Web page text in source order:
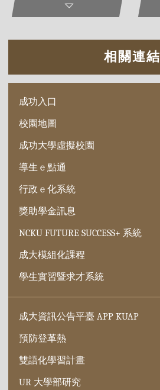
相關連結
成功入口
校園地圖
成功大學虛擬校園
導生ｅ點通
行政ｅ化系統
獎助學金訊息
NCKU FUTURE SUCCESS+ 系統
成大模組化課程
學生實習暨求才系統
成大資訊公告平臺 APP KUAP
預防登革熱
雙語化學習計畫
UR 大學部研究